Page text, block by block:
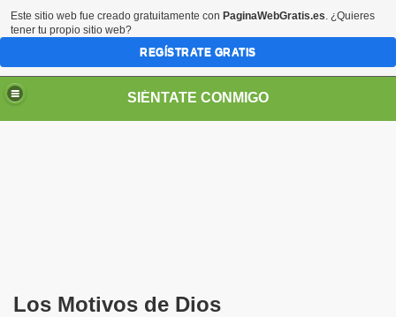
SIÉNTATE CONMIGO
Los Motivos de Dios
Este sitio web fue creado gratuitamente con PaginaWebGratis.es. ¿Quieres
tener tu propio sitio web?
REGÍSTRATE GRATIS